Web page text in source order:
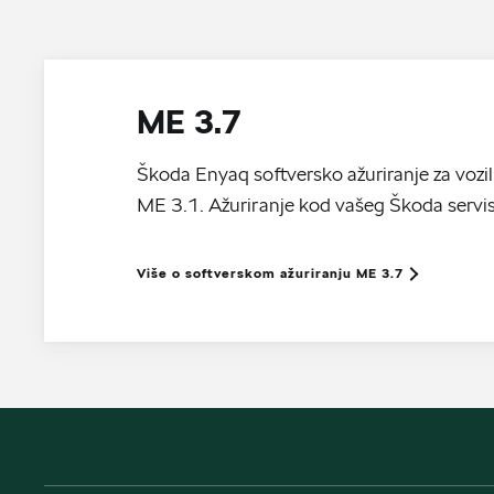
ME 3.7
Škoda Enyaq softversko ažuriranje za
ME 3.1. Ažuriranje kod vašeg Škoda
Više o softverskom ažuriranju ME 3.7